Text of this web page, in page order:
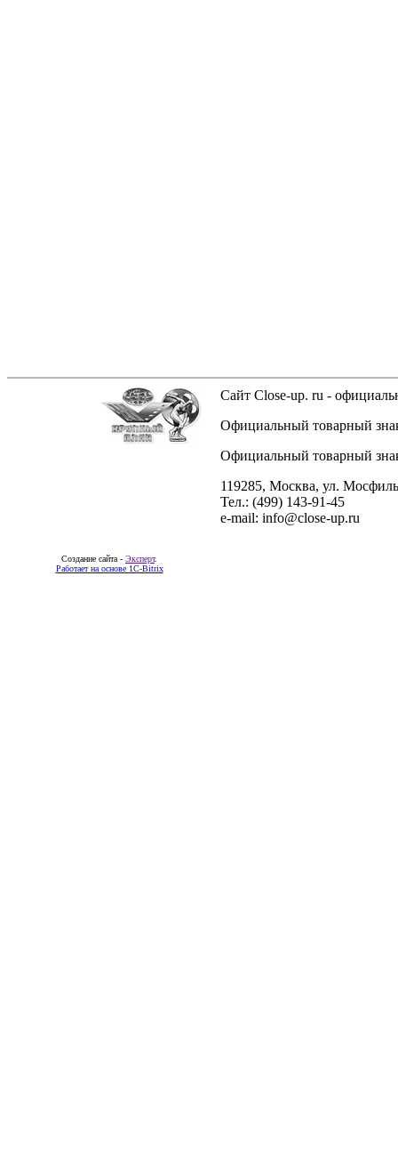
Сайт Close-up. ru -
Официальный товарный
Официальный товарный
119285, Москва, ул.
Тел.: (499) 143-91-45
e-mail: info@close-up.ru
Создание сайта - Эксперт.
Работает на основе 1C-Bitrix